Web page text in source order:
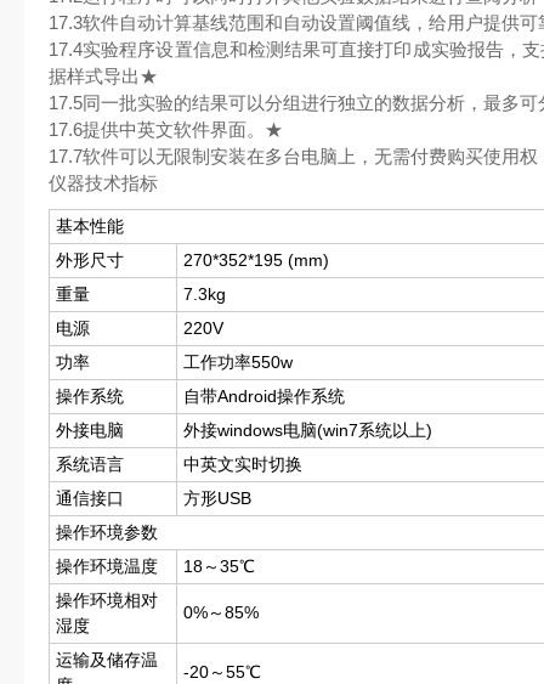
17.3软件自动计算基线范围和自动设置阈值线，给用户提供
17.4实验程序设置信息和检测结果可直接打印成实验报告，
据样式导出★
17.5同一批实验的结果可以分组进行独立的数据分析，最多可
17.6提供中英文软件界面。★
17.7软件可以无限制安装在多台电脑上，无需付费购买使用
仪器技术指标
基本性能
外形尺寸
270*352*195 (mm)
重量
7.3kg
电源
220V
功率
工作功率550w
操作系统
自带Android操作系统
外接电脑
外接windows电脑(win7系统以上)
系统语言
中英文实时切换
通信接口
方形USB
操作环境参数
操作环境温度
18～35℃
操作环境相对
湿度
0%～85%
运输及储存温
-20～55℃